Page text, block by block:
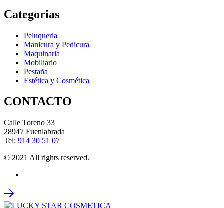
Categorias
Peluqueria
Manicura y Pedicura
Maquinaria
Mobiliario
Pestaña
Estética y Cosmética
CONTACTO
Calle Toreno 33
28947 Fuenlabrada
Tel: 914 30 51 07
© 2021 All rights reserved.